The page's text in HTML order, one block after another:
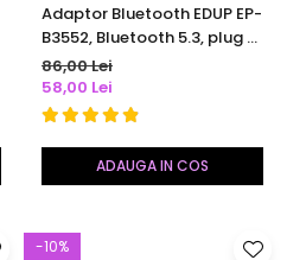
Adaptor Bluetooth EDUP EP-
B3552, Bluetooth 5.3, plug &
play, compatibil Windows 11
86,00 Lei
58,00 Lei
ADAUGA IN COS
-10%